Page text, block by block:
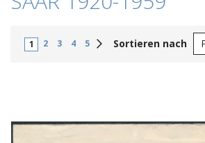
1 2 3 4 5 Weiter
Sortieren nach